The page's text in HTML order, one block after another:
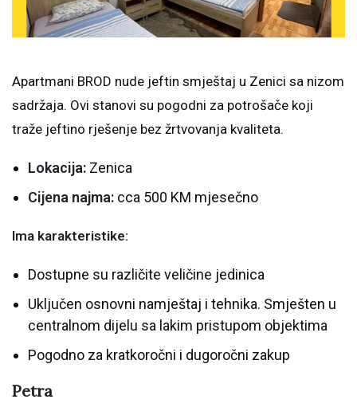
Apartmani BROD nude jeftin smještaj u Zenici sa nizom
sadržaja. Ovi stanovi su pogodni za potrošače koji
traže jeftino rješenje bez žrtvovanja kvaliteta.
Lokacija: Zenica
Cijena najma: cca 500 KM mjesečno
Ima karakteristike:
Dostupne su različite veličine jedinica
Uključen osnovni namještaj i tehnika. Smješten u
centralnom dijelu sa lakim pristupom objektima
Pogodno za kratkoročni i dugoročni zakup
Petra